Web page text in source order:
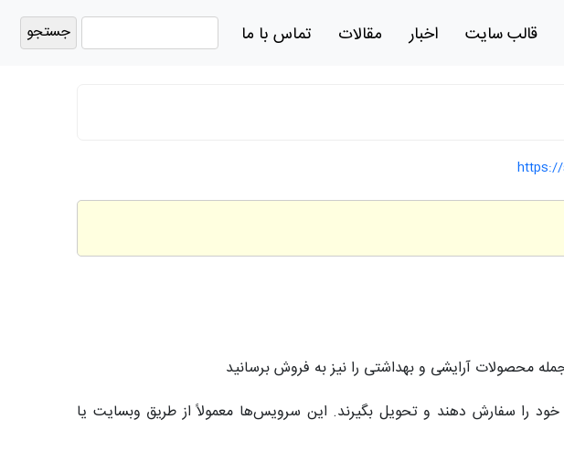
قالب سایت اخبار مقالات تماس با ما
محصولات آرایشی و بهداشتی را نیز به فروش برسانید
را سفارش دهند و تحویل بگیرند. این سرویس‌ها معمولاً از طریق وبسایت یا